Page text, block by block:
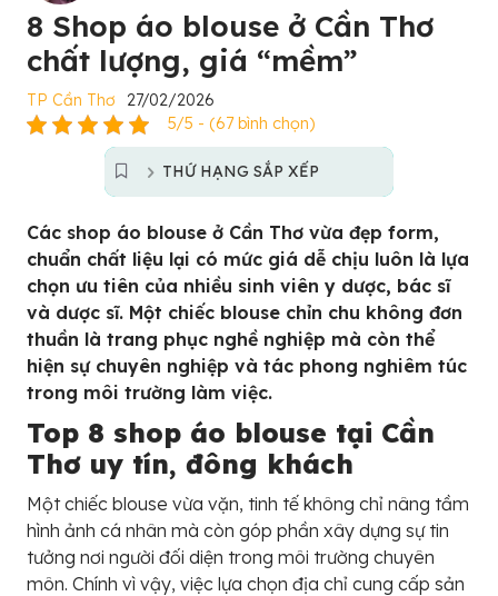
8 Shop áo blouse ở Cần Thơ
chất lượng, giá “mềm”
TP Cần Thơ
27/02/2026
5/5 - (67 bình chọn)
THỨ HẠNG SẮP XẾP
Các shop áo blouse ở Cần Thơ vừa đẹp form,
chuẩn chất liệu lại có mức giá dễ chịu luôn là lựa
chọn ưu tiên của nhiều sinh viên y dược, bác sĩ
và dược sĩ. Một chiếc blouse chỉn chu không đơn
thuần là trang phục nghề nghiệp mà còn thể
hiện sự chuyên nghiệp và tác phong nghiêm túc
trong môi trường làm việc.
Top 8 shop áo blouse tại Cần
Thơ uy tín, đông khách
Một chiếc blouse vừa vặn, tinh tế không chỉ nâng tầm
hình ảnh cá nhân mà còn góp phần xây dựng sự tin
tưởng nơi người đối diện trong môi trường chuyên
môn. Chính vì vậy, việc lựa chọn địa chỉ cung cấp sản